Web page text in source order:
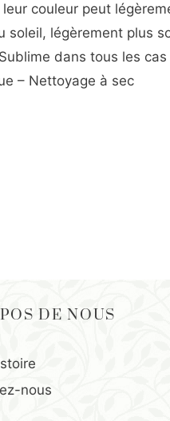
couleur peut
soleil, légèrement plus
dans tous les cas
– Nettoyage à sec
DE NOUS
nous